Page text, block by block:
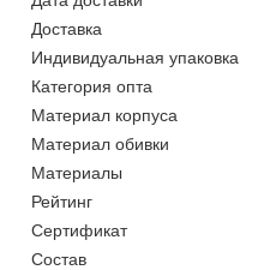
Доставка
Индивидуальная упаковка
Категория опта
Материал корпуса
Материал обивки
Материалы
Рейтинг
Сертификат
Состав